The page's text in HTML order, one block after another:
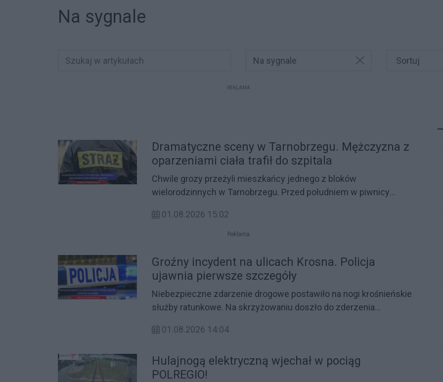
Na sygnale
Na sygnale
REKLAMA
Dramatyczne sceny w Tarnobrzegu. Mężczyzna z
oparzeniami ciała trafił do szpitala
Chwile grozy przeżyli mieszkańcy jednego z bloków
wielorodzinnych w Tarnobrzegu. Przed południem w piwnicy
gęsty, gryzący dym. Na miejsce ruszyli strażacy oraz załoga
Lotniczego Pogotowia Ratunkowego, by udzielić pomocy
01.08.2026 15:02
Reklama
Groźny incydent na ulicach Krosna. Policja
ujawnia pierwsze szczegóły
Niebezpieczne zdarzenie drogowe postawiło na nogi krośnieńskie
służby ratunkowe. Na skrzyżowaniu doszło do zderzenia
pojawili się policjanci, którzy zabezpieczyli rejon zdarzenia i
wstępne ustalenia funkcjonariuszy.
01.08.2026 14:04
Hulajnogą elektryczną wjechał w pociąg
POLREGIO!